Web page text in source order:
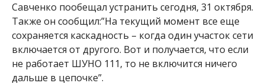
Савченко пообещал устранить сегодня, 31 октября.
Также он сообщил:”На текущий момент все еще
сохраняется каскадность – когда один участок сети
включается от другого. Вот и получается, что если
не работает ШУНО 111, то не включится ничего
дальше в цепочке”.